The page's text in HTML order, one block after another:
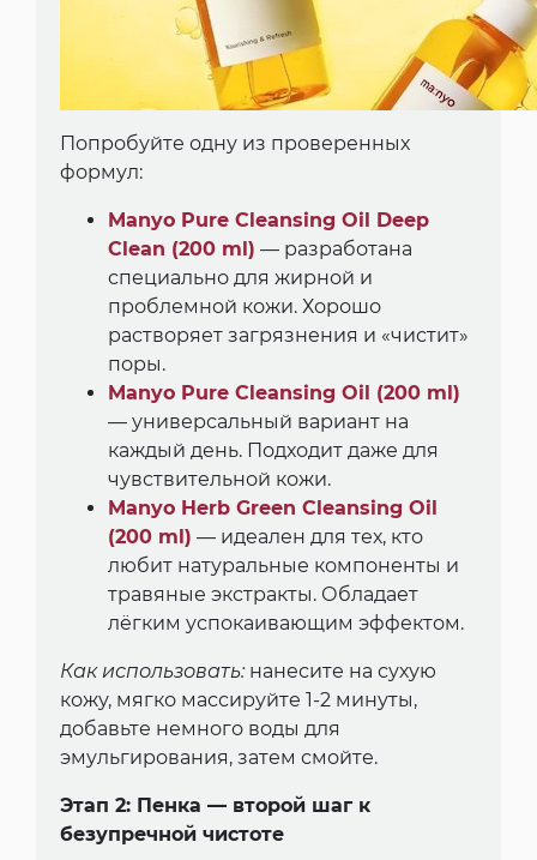
Попробуйте одну из проверенных
формул:
Manyo Pure Cleansing Oil Deep
Clean (200 ml) — разработана
специально для жирной и
проблемной кожи. Хорошо
растворяет загрязнения и «чистит»
поры.
Manyo Pure Cleansing Oil (200 ml)
— универсальный вариант на
каждый день. Подходит даже для
чувствительной кожи.
Manyo Herb Green Cleansing Oil
(200 ml) — идеален для тех, кто
любит натуральные компоненты и
травяные экстракты. Обладает
лёгким успокаивающим эффектом.
Как использовать: нанесите на сухую
кожу, мягко массируйте 1-2 минуты,
добавьте немного воды для
эмульгирования, затем смойте.
Этап 2: Пенка — второй шаг к
безупречной чистоте